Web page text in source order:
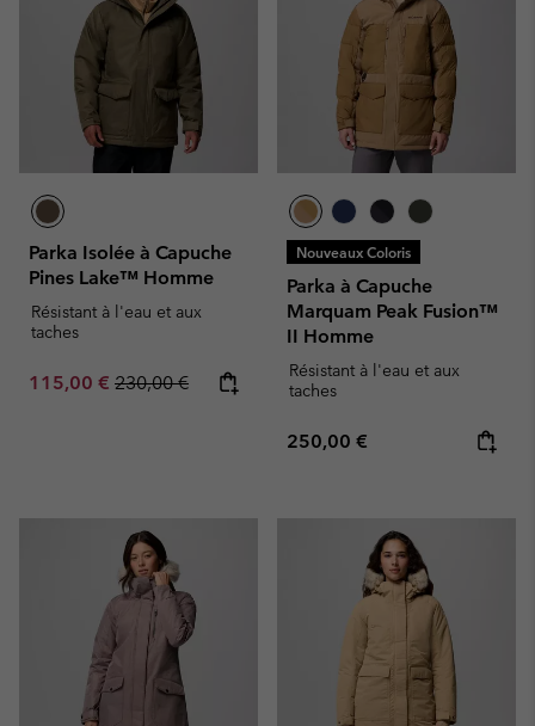
Parka Isolée à Capuche
Pines Lake™ Homme
Résistant à l'eau et aux
taches
Sale price:
115,00 € Regular price:
230,00 €
Nouveaux Coloris
Parka à Capuche
Marquam Peak Fusion™
II Homme
Résistant à l'eau et aux
taches
Regular price:
250,00 €